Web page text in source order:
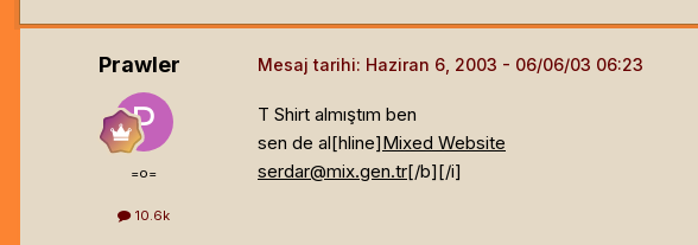
Prawler
=o=
10.6k
Mesaj tarihi: Haziran 6, 2003
T Shirt almıştım ben
sen de al[hline]Mixed Website
serdar@mix.gen.tr[/b][/i]